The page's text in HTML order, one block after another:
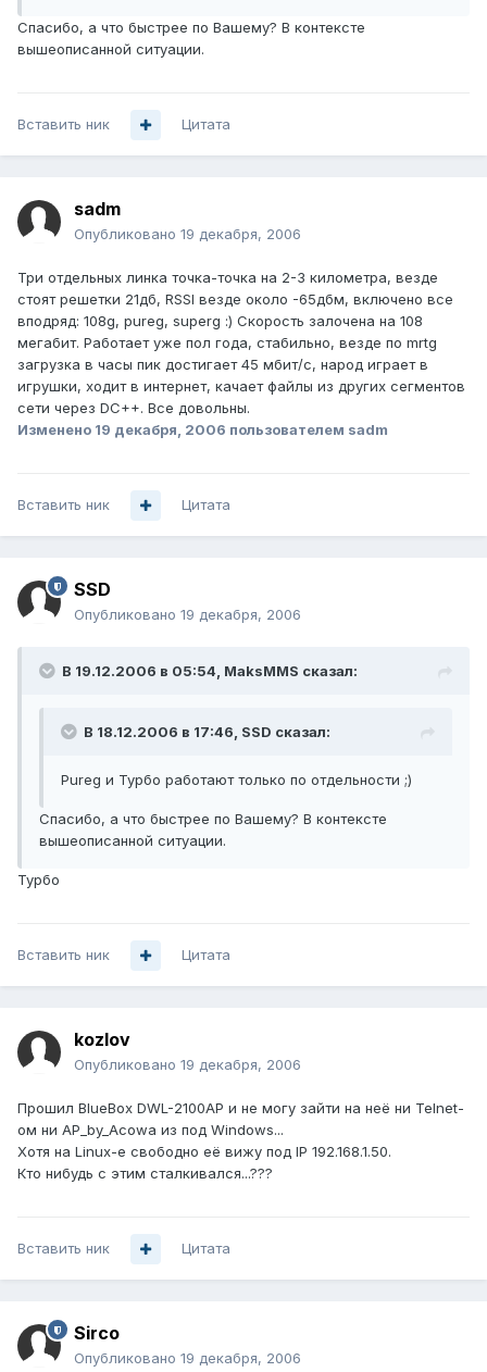
Спасибо, а что быстрее по Вашему? В контексте
вышеописанной ситуации.
Вставить ник Цитата
sadm
Опубликовано 19 декабря, 2006
Три отдельных линка точка-точка на 2-3 километра, везде
стоят решетки 21дб, RSSI везде около -65дбм, включено все
вподряд: 108g, pureg, superg :) Скорость залочена на 108
мегабит. Работает уже пол года, стабильно, везде по mrtg
загрузка в часы пик достигает 45 мбит/с, народ играет в
игрушки, ходит в интернет, качает файлы из других сегментов
сети через DC++. Все довольны.
Изменено 19 декабря, 2006 пользователем sadm
Вставить ник Цитата
SSD
Опубликовано 19 декабря, 2006
В 19.12.2006 в 05:54, MaksMMS сказал:
В 18.12.2006 в 17:46, SSD сказал:
Pureg и Турбо работают только по отдельности ;)
Спасибо, а что быстрее по Вашему? В контексте
вышеописанной ситуации.
Турбо
Вставить ник Цитата
kozlov
Опубликовано 19 декабря, 2006
Прошил BlueBox DWL-2100AP и не могу зайти на неё ни Telnet-
ом ни AP_by_Acowa из под Windows...
Хотя на Linux-е свободно её вижу под IP 192.168.1.50.
Кто нибудь с этим сталкивался...???
Вставить ник Цитата
Sirco
Опубликовано 19 декабря, 2006